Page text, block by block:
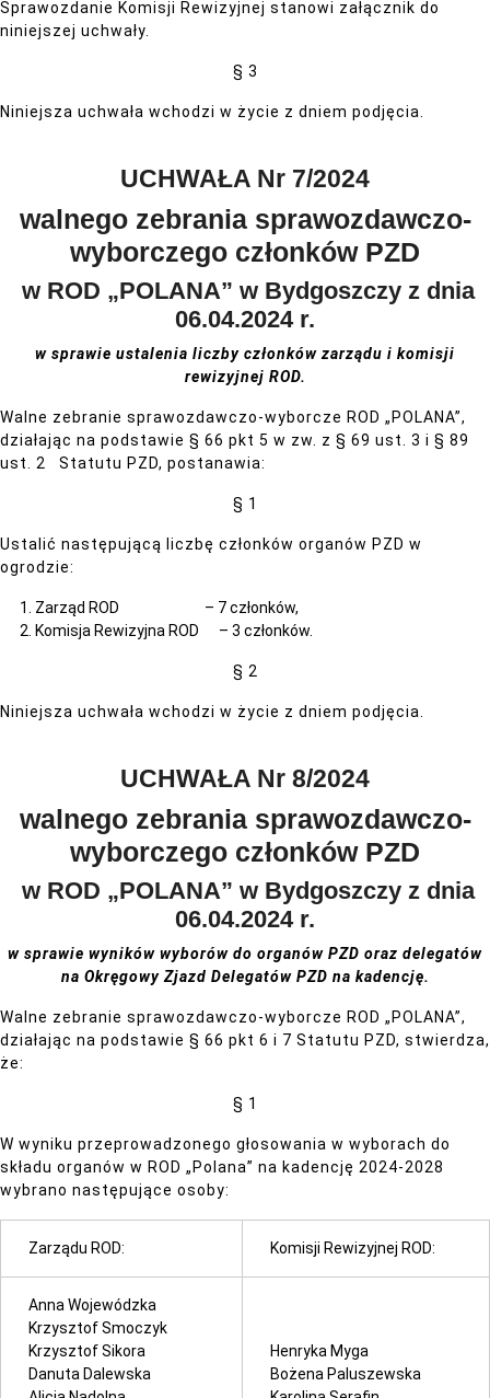
Sprawozdanie Komisji Rewizyjnej stanowi załącznik do
niniejszej uchwały.
§ 3
Niniejsza uchwała wchodzi w życie z dniem podjęcia.
UCHWAŁA Nr 7/2024
walnego zebrania sprawozdawczo-
wyborczego członków PZD
w ROD „POLANA” w Bydgoszczy z dnia
06.04.2024 r.
w sprawie ustalenia liczby członków zarządu i komisji
rewizyjnej ROD.
Walne zebranie sprawozdawczo-wyborcze ROD „POLANA”,
działając na podstawie § 66 pkt 5 w zw. z § 69 ust. 3 i § 89
ust. 2 Statutu PZD, postanawia:
§ 1
Ustalić następującą liczbę członków organów PZD w
ogrodzie:
Zarząd ROD – 7 członków,
Komisja Rewizyjna ROD – 3 członków.
§ 2
Niniejsza uchwała wchodzi w życie z dniem podjęcia.
UCHWAŁA Nr 8/2024
walnego zebrania sprawozdawczo-
wyborczego członków PZD
w ROD „POLANA” w Bydgoszczy z dnia
06.04.2024 r.
w sprawie wyników wyborów do organów PZD oraz delegatów
na Okręgowy Zjazd Delegatów PZD na kadencję.
Walne zebranie sprawozdawczo-wyborcze ROD „POLANA”,
działając na podstawie § 66 pkt 6 i 7 Statutu PZD, stwierdza,
że:
§ 1
W wyniku przeprowadzonego głosowania w wyborach do
składu organów w ROD „Polana” na kadencję 2024-2028
wybrano następujące osoby:
Zarządu ROD: Komisji Rewizyjnej ROD:
Anna Wojewódzka
Krzysztof Smoczyk
Krzysztof Sikora
Danuta Dalewska
Henryka Myga
Bożena Paluszewska